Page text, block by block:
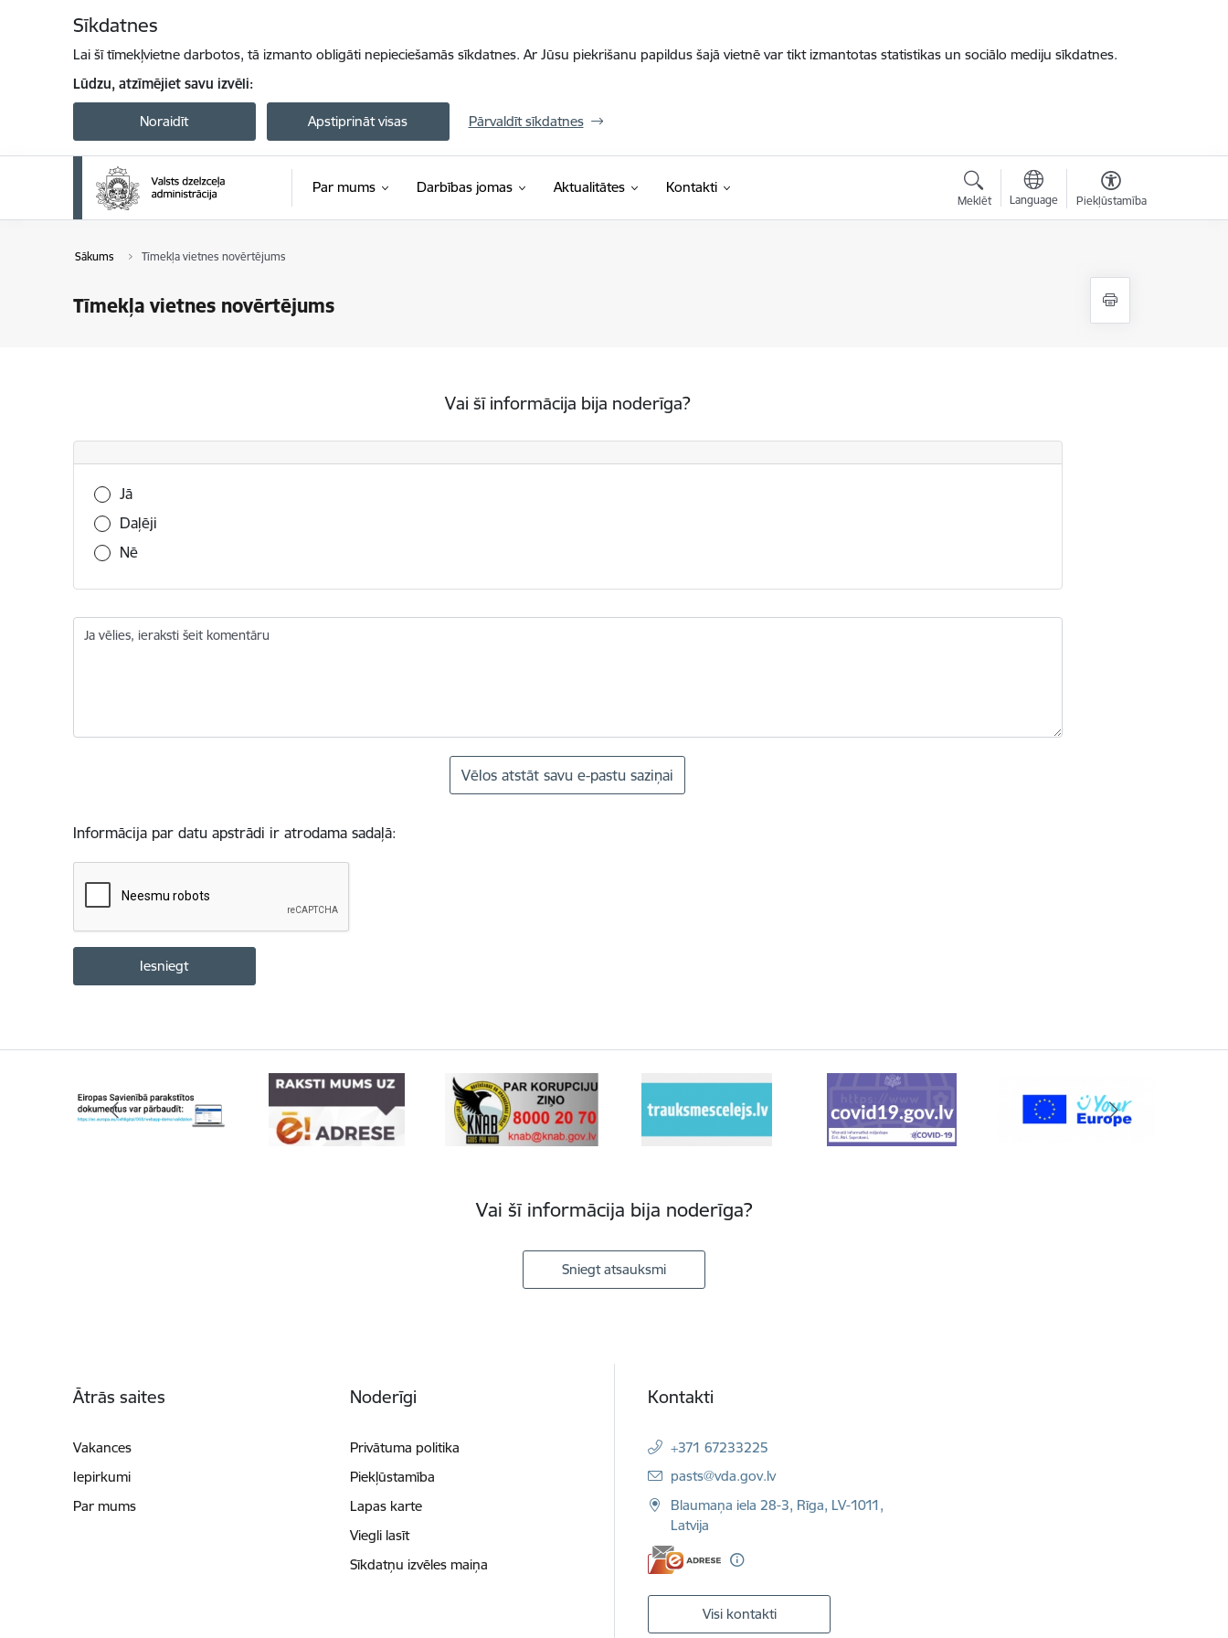
Sīkdatnes
Lai šī tīmekļvietne darbotos, tā izmanto obligāti nepieciešamās sīkdatnes. Ar Jūsu piekrišanu papildus šajā vietnē var tikt izmantotas statistikas un sociālo mediju sīkdatnes.
Lūdzu, atzīmējiet savu izvēli:
Noraidīt Apstiprināt visas Pārvaldīt sīkdatnes
Par mums Darbības jomas Aktualitātes Kontakti
Meklēt Language Piekļūstamība
Sākums Tīmekļa vietnes novērtējums
Tīmekļa vietnes novērtējums
Vai šī informācija bija noderīga?
Vai šī informācija bija noderīga?
Jā
Daļēji
Nē
Ja vēlies, ieraksti šeit komentāru
Vēlos atstāt savu e-pastu saziņai
Informācija par datu apstrādi ir atrodama sadaļā:
Vai šī informācija bija noderīga?
Sniegt atsauksmi
Ātrās saites
Vakances
Iepirkumi
Par mums
Noderīgi
Privātuma politika
Piekļūstamība
Lapas karte
Viegli lasīt
Sīkdatņu izvēles maiņa
Kontakti
+371 67233225
E-pasts:
pasts@vda.gov.lv
Blaumaņa iela 28-3, Rīga, LV-1011,
Latvija
Visi kontakti